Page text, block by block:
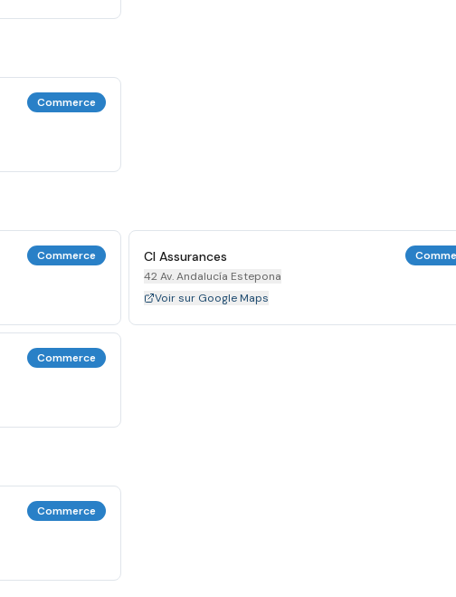
Commerce
Commerce Cl Assurances
42 Av. Andalucía Estepona
Voir sur Google Maps
Commerce
Commerce